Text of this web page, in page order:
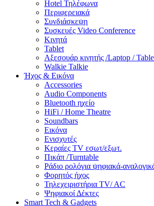
Hotel Τηλέφωνα
Περιφερειακά
Συνδιάσκεψη
Συσκευές Video Conference
Κινητά
Tablet
Αξεσουάρ κινητής /Laptop /
Walkie Talkie
Ήχος & Εικόνα
Accessories
Audio Components
Bluetooth ηχείο
HiFi / Home Theatre
Soundbars
Εικόνα
Ενισχυτές
Κεραίες TV εσωτ/εξωτ.
Πικάπ /Turntable
Ράδιο ρολόγια ψηφιακά-
Φορητός ήχος
Τηλεχειριστήρια TV/ AC
Ψηφιακοί Δέκτες
Smart Tech & Gadgets